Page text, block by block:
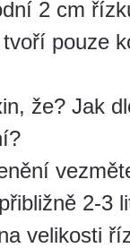
2 cm
pouze
že? Jak
2-3
velikosti